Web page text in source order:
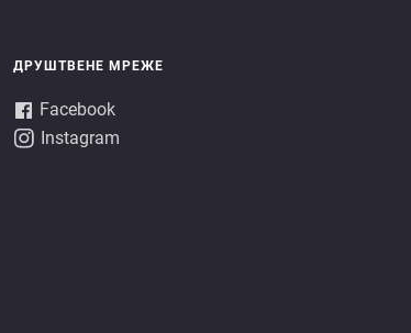
ДРУШТВЕНЕ МРЕЖЕ
Facebook
Instagram